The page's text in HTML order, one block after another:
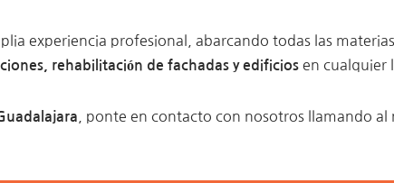
experiencia profesional, abarcando todas las
rehabilitación de fachadas y edificios en cualquier
, ponte en contacto con nosotros llamando